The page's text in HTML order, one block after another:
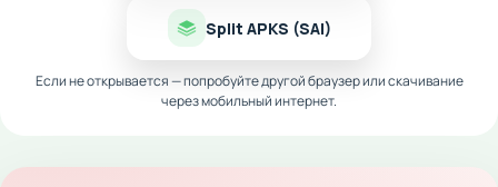
Split APKS (SAI)
Если не открывается — попробуйте другой браузер или скачивание
через мобильный интернет.